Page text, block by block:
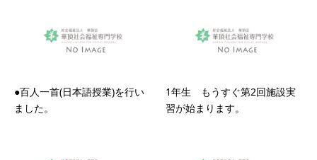
●百人一首(日本語授業)を行い
ました。
1年生 もうすぐ第2回施設実
習が始まります。